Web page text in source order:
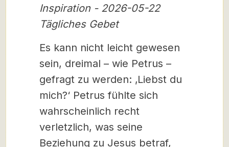
Inspiration - 2026-05-22
Tägliches Gebet
Es kann nicht leicht gewesen
sein, dreimal – wie Petrus –
gefragt zu werden: ‚Liebst du
mich?‘ Petrus fühlte sich
wahrscheinlich recht
verletzlich, was seine
Beziehung zu Jesus betraf,